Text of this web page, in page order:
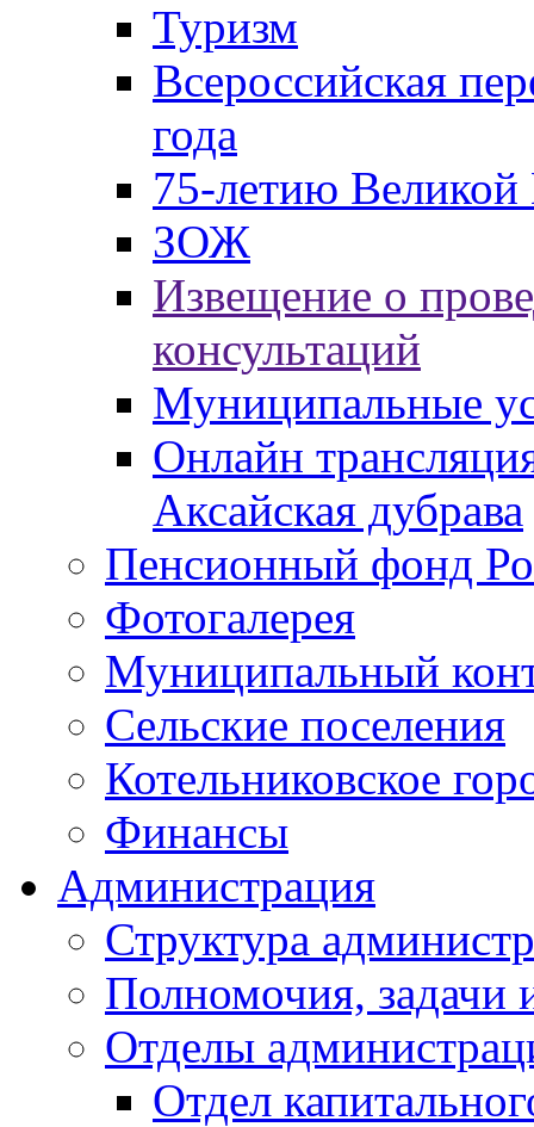
Туризм
Всероссийская
года
75-летию
ЗОЖ
Извещение о
консультаций
Муниципальные
Онлайн
Аксайская дубрава
Пенсионный фонд
Фотогалерея
Муниципальный
Сельские поселения
Котельниковское
Финансы
Администрация
Структура
Полномочия, задачи
Отделы
Отдел